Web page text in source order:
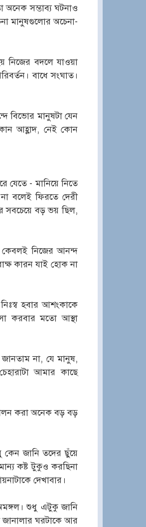
সম্ভাব্য ঘটনাও
মানুষগুলোর অচেনা-
নিজের বদলে যাওয়া
বাধে সংঘাত।
বিভোর মানুষটা যেন
আহ্লাদ, নেই কোন
যেতে - মানিয়ে নিতে
বলেই ফিরতে দেরী
সবচেয়ে বড় ভয় ছিল,
কেবলই নিজের আনন্দ
কারন যাই হোক না
হবার আশংকাকে
করবার মতো আস্থা
না, যে মানুষ,
আমার কাছে
করা অনেক বড় বড়
জানি তদের ছুঁয়ে
কষ্ট টুকুও করছিনা
দেখাবার।
শুধু এটুকু জানি
ঘরটাকে আর